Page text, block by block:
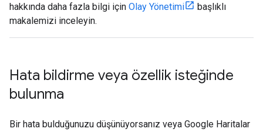
hakkında daha fazla bilgi için Olay Yönetimi
başlıklı
makalemizi inceleyin.
Hata bildirme veya özellik isteğinde
bulunma
Bir hata bulduğunuzu düşünüyorsanız veya Google Haritalar